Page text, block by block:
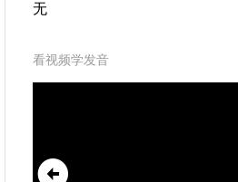
无
看视频学发音